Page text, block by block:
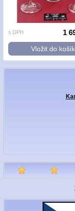
s DPH 1
Vložit do